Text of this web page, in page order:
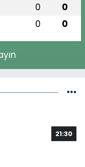
0 0
0 0
21:30